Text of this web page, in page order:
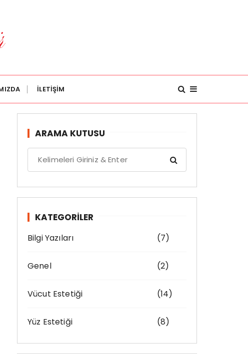
İLETİŞİM
ARAMA KUTUSU
r
h
o
:
KATEGORILER
Bilgi Yazıları (7)
Genel (2)
Vücut Estetiği (14)
Yüz Estetiği (8)